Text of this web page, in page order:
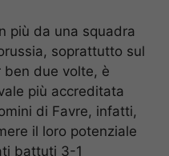
più da una squadra
soprattutto sul
ben due volte, è
più accreditata
di Favre, infatti,
il loro potenziale
battuti 3-1